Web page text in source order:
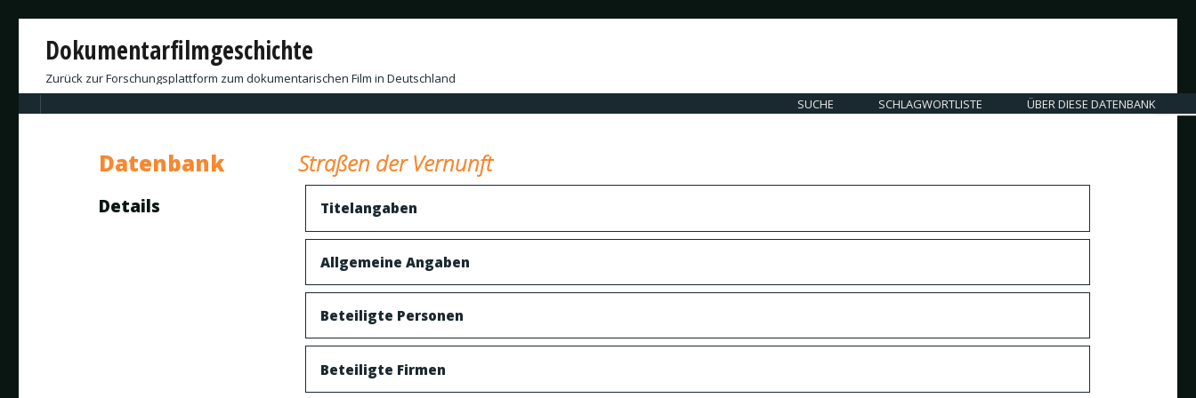
Dokumentarfilmgeschichte
Zurück zur Forschungsplattform zum dokumentarischen Film in Deutschland
SUCHE
SCHLAGWORTLISTE ÜBER DIESE DATENBANK
Datenbank
Details
Straßen der Vernunft
Titelangaben
Allgemeine Angaben
Beteiligte Personen
Beteiligte Firmen